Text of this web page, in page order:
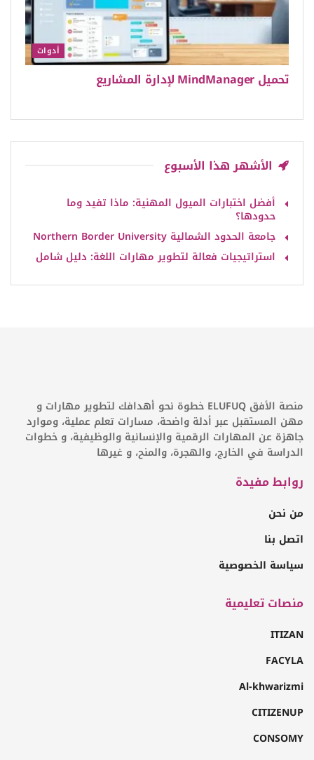
أدوات
تحميل MindManager لإدارة المشاريع
الأشهر هذا الأسبوع
أفضل اختبارات الميول المهنية: ماذا تفيد وما
حدودها؟
جامعة الحدود الشمالية Northern Border University
استراتيجيات فعالة لتطوير مهارات اللغة: دليل شامل
منصة الأفق ELUFUQ خطوة نحو أهدافك لتطوير مهارات و
مهن المستقبل عبر أدلة واضحة، مسارات تعلم عملية، وموارد
جاهزة عن المهارات الرقمية والإنسانية والوظيفية، و خطوات
الدراسة في الخارج، والهجرة، والمنح، و غيرها
روابط مفيدة
من نحن
اتصل بنا
سياسة الخصوصية
منصات تعليمية
ITIZAN
FACYLA
Al-khwarizmi
CITIZENUP
CONSOMY